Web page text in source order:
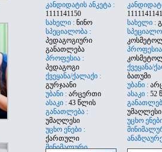
კანდიდატის ანკეტა :
1111141150
სახელი : ნინო
სპეციალობა :
პედაგოგიური
განათლება
პროფესია :
პედაგოგი
ქვეყანა/ქალაქი :
გურჯაანი
უბანი : არცერთი
ასაკი : 43 წლის
განათლება :
უმაღლესი
უცხო ენები :
ქართული
მინიმალური
1111141141
სახელი :
ქვეყანა/
ბათუმი
უბანი :
ასაკი : 52
უმაღლესი
უცხო